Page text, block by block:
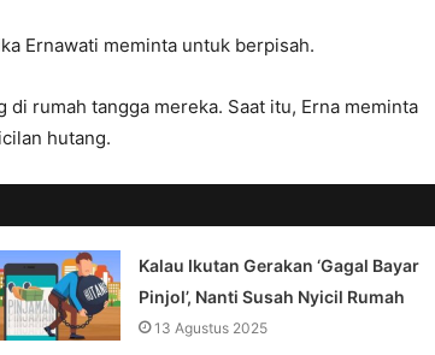
Ernawati meminta untuk berpisah.
rumah tangga mereka. Saat itu, Erna meminta
hutang.
Kalau Ikutan Gerakan ‘Gagal Bayar
Pinjol’, Nanti Susah Nyicil Rumah
13 Agustus 2025